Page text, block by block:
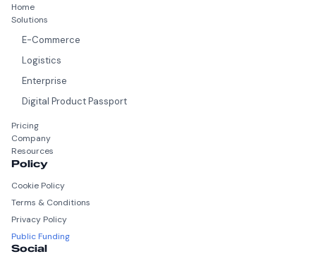
Home
Solutions
E-Commerce
Logistics
Enterprise
Digital Product Passport
Pricing
Company
Resources
Policy
Cookie Policy
Terms & Conditions
Privacy Policy
Public Funding
Social